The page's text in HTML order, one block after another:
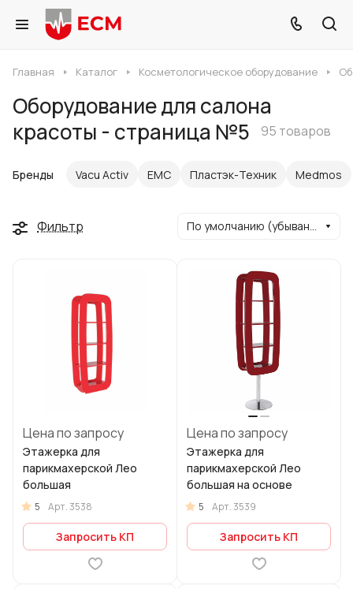
Главная Каталог Косметологическое оборудование
Оборудование для салона
красоты - страница №5
95 товаров
Бренды Vacu Activ ЕМС Пластэк-Техник Medmos
Фильтр По умолчанию (убывание)
Цена по запросу
Этажерка для
парикмахерской Лео
большая
5 Арт.3538
Запросить КП
Цена по запросу
Этажерка для
парикмахерской Лео
большая на основе
5 Арт.3539
Запросить КП